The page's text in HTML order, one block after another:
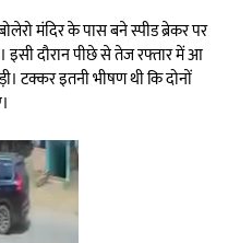
मंदिर के पास बने स्पीड ब्रेकर पर
दौरान पीछे से तेज रफ्तार में आ
टक्कर इतनी भीषण थी कि दोनों